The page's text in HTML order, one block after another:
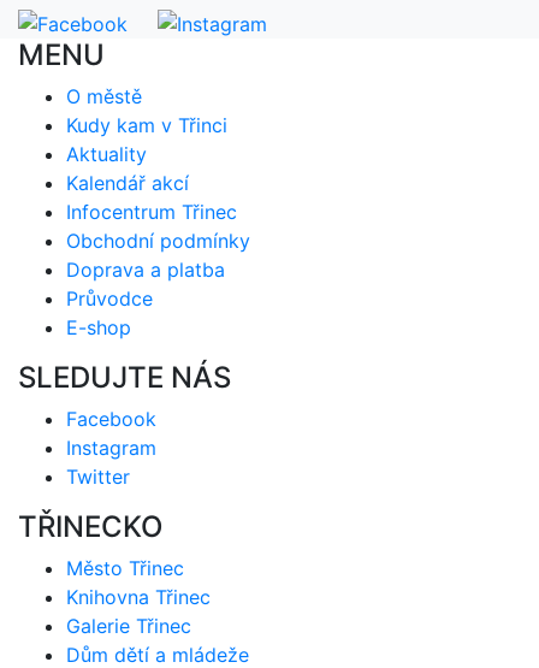
MENU
O městě
Kudy kam v Třinci
Aktuality
Kalendář akcí
Infocentrum Třinec
Obchodní podmínky
Doprava a platba
Průvodce
E-shop
SLEDUJTE NÁS
Facebook
Instagram
Twitter
TŘINECKO
Město Třinec
Knihovna Třinec
Galerie Třinec
Dům dětí a mládeže